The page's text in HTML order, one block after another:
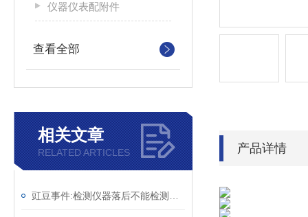
仪器仪表配附件
查看全部
相关文章
RELATED ARTICLES 产品详情